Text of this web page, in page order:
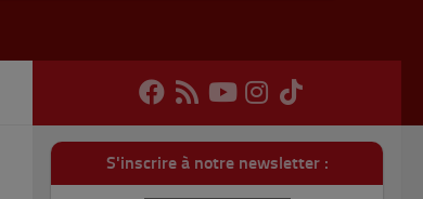
S'inscrire à notre newsletter :